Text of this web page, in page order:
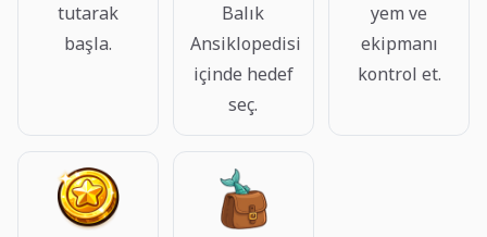
tutarak
başla.
Balık
Ansiklopedisi
içinde hedef
seç.
yem ve
ekipmanı
kontrol et.